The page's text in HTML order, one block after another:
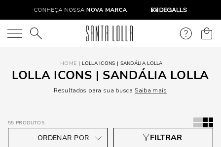
O que você está procurando?
LOLLA ICONS | SANDÁLIA LOLLA
LOLLA ICONS | SANDÁLIA LOLLA
Resultados para sua busca Saiba mais
55 PRODUTOS